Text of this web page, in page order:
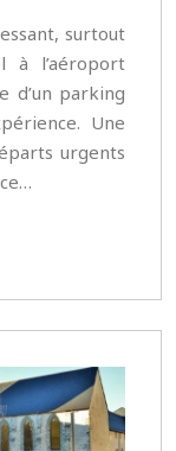
surtout
à l’aéroport
d’un parking
Une
urgents